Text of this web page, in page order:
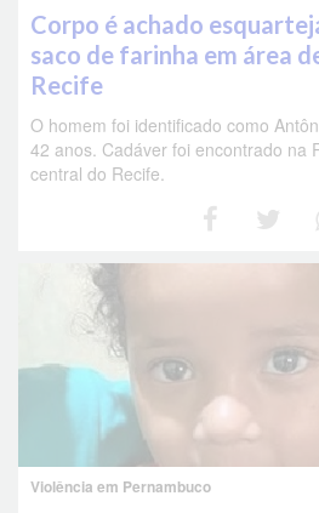
Corpo é achado
saco de farinha em área
Recife
O homem foi identificado como
42 anos. Cadáver foi encontrado na
central do Recife.
Violência em Pernambuco